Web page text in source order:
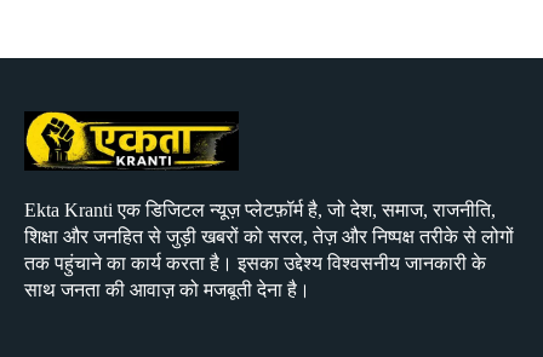
Ekta Kranti एक डिजिटल न्यूज़ प्लेटफ़ॉर्म है, जो देश, समाज, राजनीति,
शिक्षा और जनहित से जुड़ी खबरों को सरल, तेज़ और निष्पक्ष तरीके से लोगों
तक पहुंचाने का कार्य करता है। इसका उद्देश्य विश्वसनीय जानकारी के
साथ जनता की आवाज़ को मजबूती देना है।